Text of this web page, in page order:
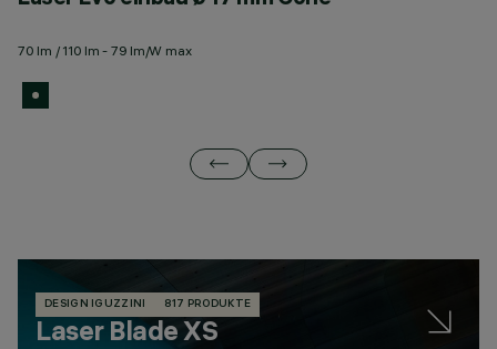
70 lm / 110 lm - 79 lm/W max
DESIGN IGUZZINI 817 PRODUKTE
Laser Blade XS